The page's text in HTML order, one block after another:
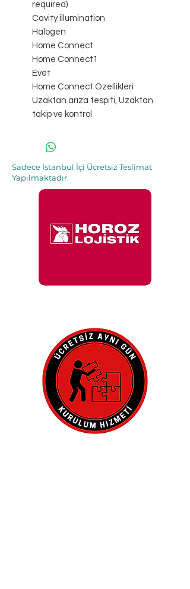
required)
Cavity illumination
Halogen
Home Connect
Home Connect1
Evet
Home Connect Özellikleri
Uzaktan arıza tespiti, Uzaktan
takip ve kontrol
Sadece İstanbul İçi Ücretsiz Teslimat
Yapılmaktadır.